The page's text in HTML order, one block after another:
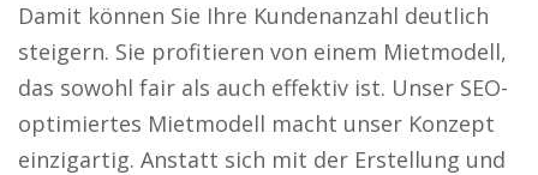
Damit können Sie Ihre Kundenanzahl deutlich
steigern. Sie profitieren von einem Mietmodell,
das sowohl fair als auch effektiv ist. Unser SEO-
optimiertes Mietmodell macht unser Konzept
einzigartig. Anstatt sich mit der Erstellung und